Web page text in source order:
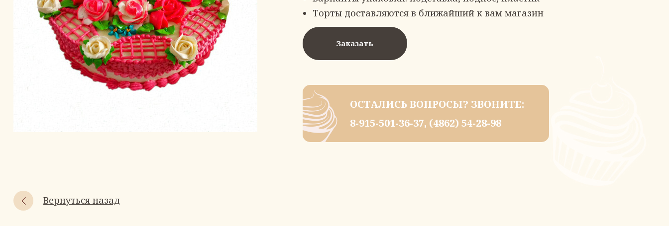
Торты доставляются в ближайший к вам магазин
Заказать
ОСТАЛИСЬ ВОПРОСЫ? ЗВОНИТЕ:
8-915-501-36-37, (4862) 54-28-98
Вернуться назад